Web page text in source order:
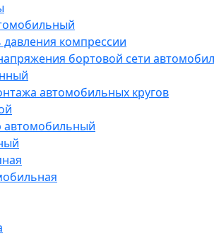
компрессии
бортовой сети
автомобильных кругов
автомобильный